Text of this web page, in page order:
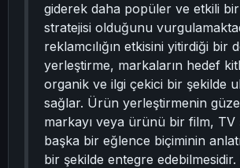
giderek daha popüler ve etkili
stratejisi olduğunu
reklamcılığın etkisini yitirdiği bir
yerleştirme, markaların hedef
organik ve ilgi çekici bir şekilde
sağlar. Ürün yerleştirmenin
markayı veya ürünü bir film, TV
başka bir eğlence biçiminin
bir şekilde entegre edebilmesidir.